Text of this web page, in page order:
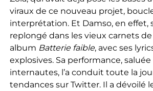
viraux de ce nouveau projet,
interprétation. Et Damso, en effet,
replongé dans les vieux carnets
album Batterie faible, avec ses
explosives. Sa performance, saluée
internautes, l’a conduit toute la
tendances sur Twitter. Il a dévoilé